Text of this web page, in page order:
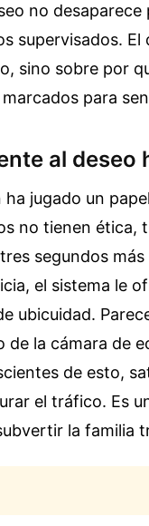
no
supervisados. El
sino sobre por
para
al deseo
jugado un
no tienen ética,
segundos
el sistema le
ubicuidad.
la cámara de
de esto,
el tráfico. Es
la familia